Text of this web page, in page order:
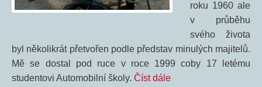
roku 1960 ale
v průběhu
svého života
byl několikrát přetvořen podle představ minulých majitelů.
Mě se dostal pod ruce v roce 1999 coby 17 letému
studentovi Automobilní školy. Číst dále